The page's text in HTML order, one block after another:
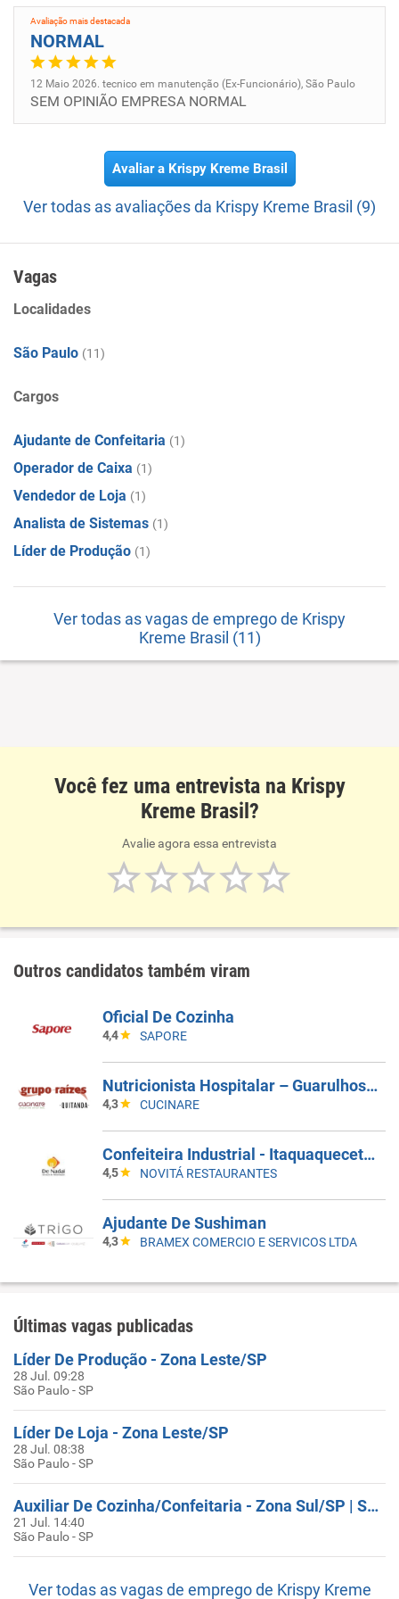
Avaliação mais destacada
NORMAL
12 Maio 2026. tecnico em manutenção (Ex-Funcionário), São Paulo
SEM OPINIÃO EMPRESA NORMAL
Avaliar a Krispy Kreme Brasil
Ver todas as avaliações da Krispy Kreme Brasil (9)
Vagas
Localidades
São Paulo (11)
Cargos
Ajudante de Confeitaria (1)
Operador de Caixa (1)
Vendedor de Loja (1)
Analista de Sistemas (1)
Líder de Produção (1)
Ver todas as vagas de emprego de Krispy
Kreme Brasil (11)
Você fez uma entrevista na Krispy
Kreme Brasil?
Avalie agora essa entrevista
Outros candidatos também viram
Oficial De Cozinha
4,4 SAPORE
Nutricionista Hospitalar – Guarulhos/SP
4,3 CUCINARE
Confeiteira Industrial - Itaquaquecetuba/SP
4,5 NOVITÁ RESTAURANTES
Ajudante De Sushiman
4,3 BRAMEX COMERCIO E SERVICOS LTDA
Últimas vagas publicadas
Líder De Produção - Zona Leste/SP
28 Jul. 09:28
São Paulo - SP
Líder De Loja - Zona Leste/SP
28 Jul. 08:38
São Paulo - SP
Auxiliar De Cozinha/Confeitaria - Zona Sul/SP | Sem Experiência
21 Jul. 14:40
São Paulo - SP
Ver todas as vagas de emprego de Krispy Kreme